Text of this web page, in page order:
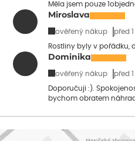
Měla jsem pouze
Miroslava
ověřený nákup před
Rostliny byly v pořádku,
Dominika
ověřený nákup před
Doporučuji :).
bychom obratem